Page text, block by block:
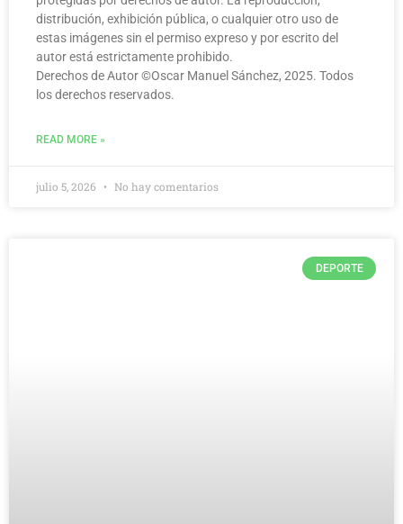
distribución, exhibición pública, o cualquier otro uso de
estas imágenes sin el permiso expreso y por escrito del
autor está estrictamente prohibido.
Derechos de Autor ©️Oscar Manuel Sánchez, 2025. Todos
los derechos reservados.
READ MORE »
julio 5, 2026 No hay comentarios
DEPORTE